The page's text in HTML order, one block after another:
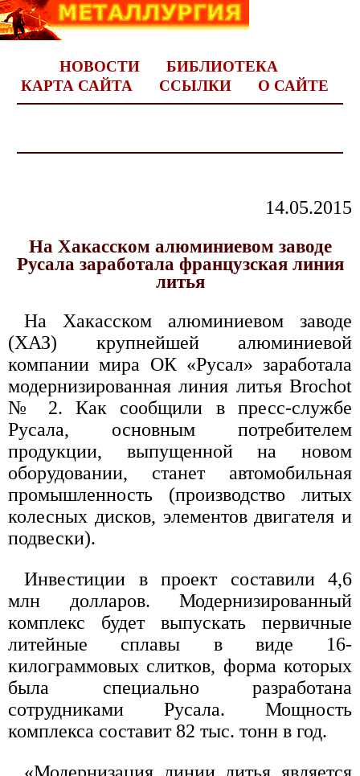
НОВОСТИ
БИБЛИОТЕКА
КАРТА САЙТА
ССЫЛКИ О САЙТЕ
14.05.2015
На Хакасском алюминиевом заводе
Русала заработала французская линия
литья
На Хакасском алюминиевом заводе
(ХАЗ) крупнейшей алюминиевой
компании мира ОК «Русал» заработала
модернизированная линия литья Brochot
№ 2. Как сообщили в пресс-службе
Русала, основным потребителем
продукции, выпущенной на новом
оборудовании, станет автомобильная
промышленность (производство литых
колесных дисков, элементов двигателя и
подвески).
Инвестиции в проект составили 4,6
млн долларов. Модернизированный
комплекс будет выпускать первичные
литейные сплавы в виде 16-
килограммовых слитков, форма которых
была специально разработана
сотрудниками Русала. Мощность
комплекса составит 82 тыс. тонн в год.